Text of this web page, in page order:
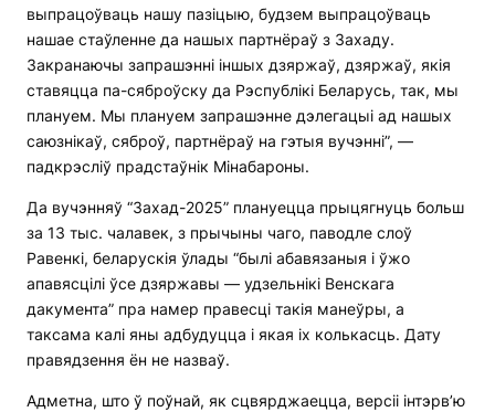
выпрацоўваць нашу пазіцыю, будзем выпрацоўваць
нашае стаўленне да нашых партнёраў з Захаду.
Закранаючы запрашэнні іншых дзяржаў, дзяржаў, якія
ставяцца па-сяброўску да Рэспублікі Беларусь, так, мы
плануем. Мы плануем запрашэнне дэлегацыі ад нашых
саюзнікаў, сяброў, партнёраў на гэтыя вучэнні”, —
падкрэсліў прадстаўнік Мінабароны.
Да вучэнняў “Захад-2025” плануецца прыцягнуць больш
за 13 тыс. чалавек, з прычыны чаго, паводле слоў
Равенкі, беларускія ўлады “былі абавязаныя і ўжо
апавясцілі ўсе дзяржавы — удзельнікі Венскага
дакумента” пра намер правесці такія манеўры, а
таксама калі яны адбудуцца і якая іх колькасць. Дату
правядзення ён не назваў.
Адметна, што ў поўнай, як сцвярджаецца, версіі інтэрв’ю